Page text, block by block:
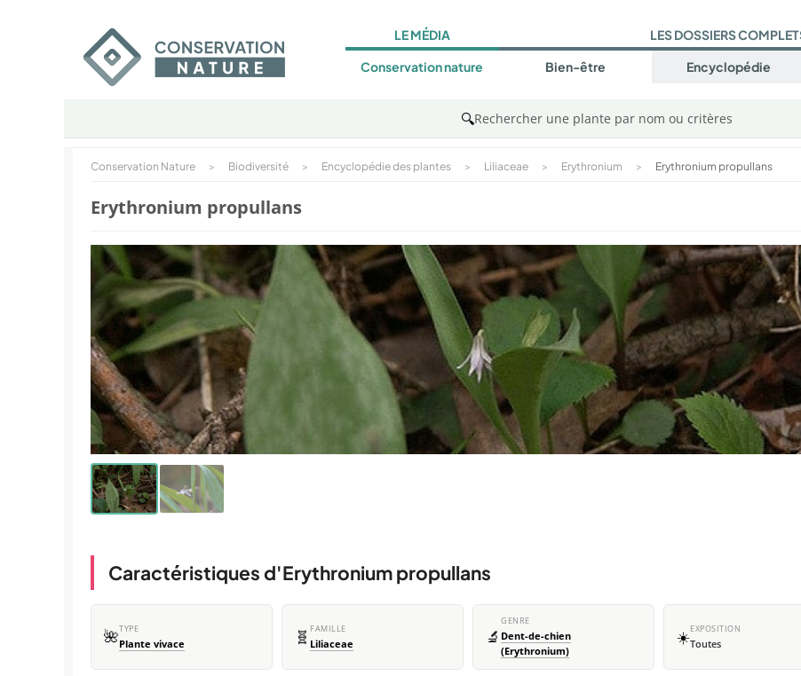
LE MÉDIA
Conservation nature
LES DOSSIERS
Bien-être Encyclopédie
🔍Rechercher une plante par nom ou critères
Conservation Nature > Biodiversité > Encyclopédie des plantes > Liliaceae > Erythronium > Erythronium propullans
Erythronium propullans
Caractéristiques d'Erythronium propullans
🌺TYPE
Plante vivace 🧬 FAMILLE
Liliaceae 🔬
GENRE
Dent-de-chien
(Erythronium)
☀️EXPOSITION
Toutes